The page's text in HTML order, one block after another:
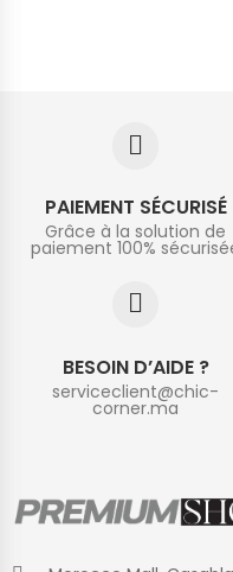
PAIEMENT SÉCURISÉ
Grâce à la solution de
paiement 100%
BESOIN D’AIDE ?
serviceclient@chic-
corner.ma